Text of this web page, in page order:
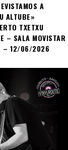
A
ALTUBE»
TXETXU
– SALA MOVISTAR
– 12/06/2026